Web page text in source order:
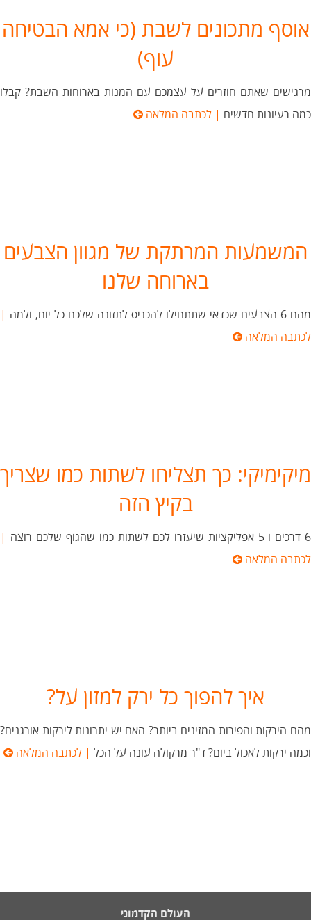
אוסף מתכונים לשבת (כי אמא הבטיחה
עוף)
מרגישים שאתם חוזרים על עצמכם עם המנות בארוחות השבת? קבלו
כמה רעיונות חדשים | לכתבה המלאה
המשמעות המרתקת של מגוון הצבעים
בארוחה שלנו
מהם 6 הצבעים שכדאי שתתחילו להכניס לתזונה שלכם כל יום, ולמה
|
לכתבה המלאה
מיקימיקי: כך תצליחו לשתות כמו שצריך
בקיץ הזה
6 דרכים ו-5 אפליקציות שיעזרו לכם לשתות כמו שהגוף שלכם רוצה
|
לכתבה המלאה
איך להפוך כל ירק למזון על?
מהם הירקות והפירות המזינים ביותר? האם יש יתרונות לירקות אורגנים?
וכמה ירקות לאכול ביום? ד"ר מרקולה עונה על הכל | לכתבה המלאה
העולם הקדמוני